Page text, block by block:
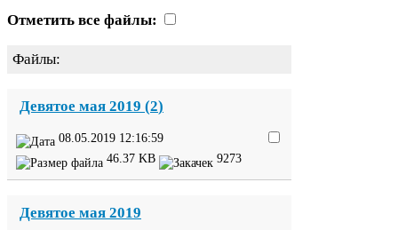
Отметить все файлы:
Файлы:
Девятое мая 2019 (2)
08 05 2019 12:16:59
46.37 KB 9273
Девятое мая 2019